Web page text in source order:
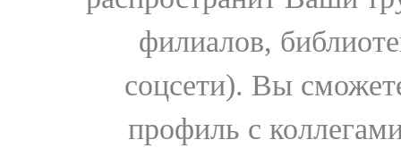
филиалов,
соцсети). Вы
профиль с